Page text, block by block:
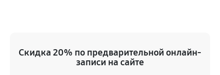
Скидка 20% по предварительной онлайн-
записи на сайте